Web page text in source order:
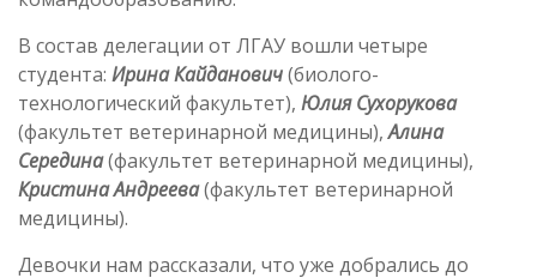
В состав делегации от ЛГАУ вошли четыре
студента: Ирина Кайданович(биолого-
технологический факультет), Юлия Сухорукова
(факультет ветеринарной медицины),Алина
Середина(факультет ветеринарной медицины),
Кристина Андреева(факультет ветеринарной
медицины).
Девочки нам рассказали, что уже добрались до